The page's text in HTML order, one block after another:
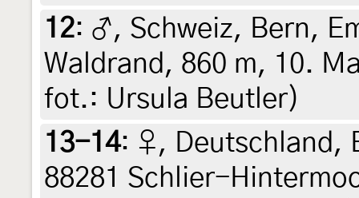
12: ♂, Schweiz, Bern,
Waldrand, 860 m, 10.
fot.: Ursula Beutler)
13-14: ♀, Deutschland,
88281 Schlier-